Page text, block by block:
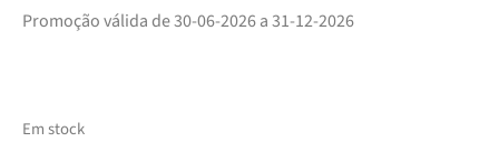
Promoção válida de 30-06-2026 a 31-12-2026
Em stock